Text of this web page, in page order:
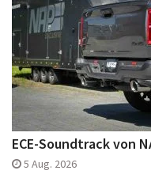
ECE-Soundtrack von
5 Aug. 2026